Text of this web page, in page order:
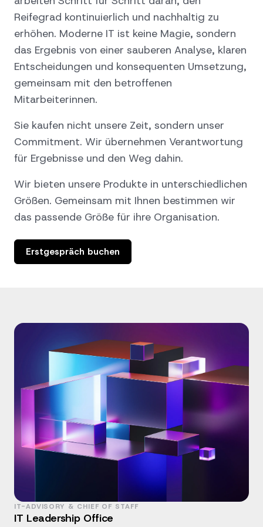
Reifegrad kontinuierlich und nachhaltig zu
erhöhen. Moderne IT ist keine Magie, sondern
das Ergebnis von einer sauberen Analyse, klaren
Entscheidungen und konsequenten Umsetzung,
gemeinsam mit den betroffenen
Mitarbeiterinnen.
Sie kaufen nicht unsere Zeit, sondern unser
Commitment. Wir übernehmen Verantwortung
für Ergebnisse und den Weg dahin.
Wir bieten unsere Produkte in unterschiedlichen
Größen. Gemeinsam mit Ihnen bestimmen wir
das passende Größe für ihre Organisation.
Erstgespräch buchen
IT-ADVISORY & CHIEF OF STAFF
IT Leadership Office